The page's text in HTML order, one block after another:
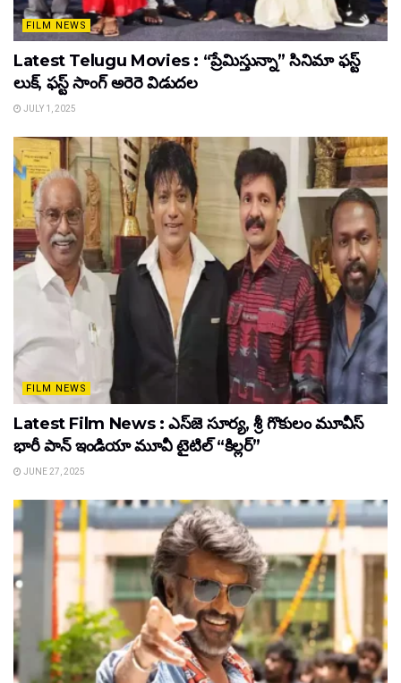
FILM NEWS
Latest Telugu Movies : “ప్రేమిస్తున్నా” సినిమా ఫస్ట్
లుక్, ఫస్ట్ సాంగ్ అరెరె విడుదల
JULY 1, 2025
FILM NEWS
Latest Film News : ఎస్‌జె సూర్య, శ్రీ గొకులం మూవీస్‌
భారీ పాన్‌ ఇండియా మూవీ టైటిల్ “కిల్లర్”
JUNE 27, 2025